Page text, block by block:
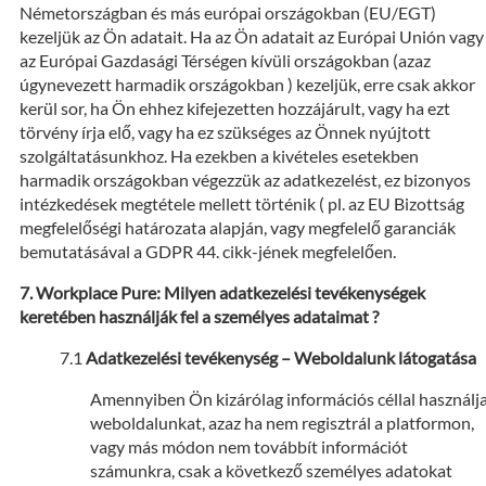
Németországban és más európai országokban (EU/EGT)
kezeljük az Ön adatait. Ha az Ön adatait az Európai Unión vagy
az Európai Gazdasági Térségen kívüli országokban (azaz
úgynevezett harmadik országokban ) kezeljük, erre csak akkor
kerül sor, ha Ön ehhez kifejezetten hozzájárult, vagy ha ezt
törvény írja elő, vagy ha ez szükséges az Önnek nyújtott
szolgáltatásunkhoz. Ha ezekben a kivételes esetekben
harmadik országokban végezzük az adatkezelést, ez bizonyos
intézkedések megtétele mellett történik ( pl. az EU Bizottság
megfelelőségi határozata alapján, vagy megfelelő garanciák
bemutatásával a GDPR 44. cikk-jének megfelelően.
Workplace Pure: Milyen adatkezelési tevékenységek
keretében használják fel a személyes adataimat ?
Adatkezelési tevékenység – Weboldalunk látogatása
Amennyiben Ön kizárólag információs céllal
weboldalunkat, azaz ha nem regisztrál a platformon,
vagy más módon nem továbbít információt
számunkra, csak a következő személyes adatokat